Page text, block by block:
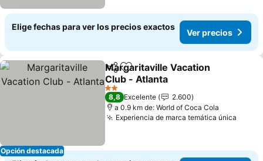
Elige fechas para ver los precios exactos
Ver precios
Opción destacada
CompartirAgregar a favoritos
Margaritaville Vacation
Club - Atlanta
2 Estrellas
8,8 Excelente
2.600
a 0.9 km de: World of Coca Cola
Experiencia de marca temática única